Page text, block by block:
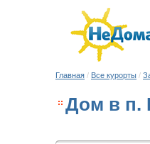
Главная / Все курорты /
Дом в п.